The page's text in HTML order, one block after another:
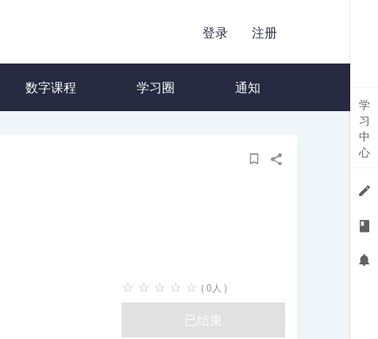
登录 注册
数字课程 学习圈 通知
( 0人 )
已结束
学
习
中
心